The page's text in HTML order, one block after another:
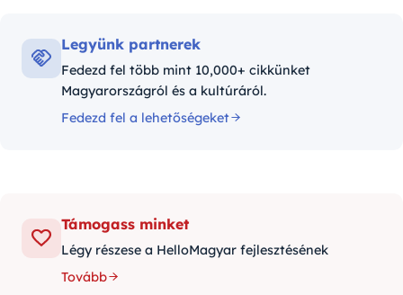
Legyünk partnerek
Fedezd fel több mint 10,000+ cikkünket
Magyarországról és a kultúráról.
Fedezd fel a lehetőségeket
Támogass minket
Légy részese a HelloMagyar fejlesztésének
Tovább